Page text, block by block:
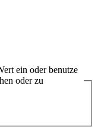
ein oder benutze
oder zu